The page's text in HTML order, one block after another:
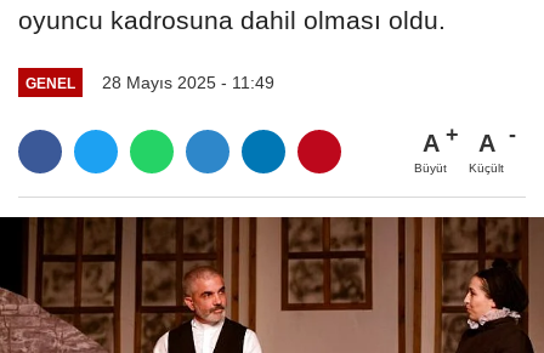
oyuncu kadrosuna dahil olması oldu.
GENEL 28 Mayıs 2025 - 11:49
A
Büyüt
A
Küçült